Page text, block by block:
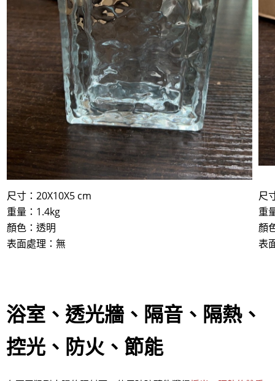
尺寸：20X10X5 cm
​重量：1.4kg
顏色：透明
表面處理：無
尺
重
顏
表
浴室、透光牆、隔音、隔熱、
控光、防火、節能